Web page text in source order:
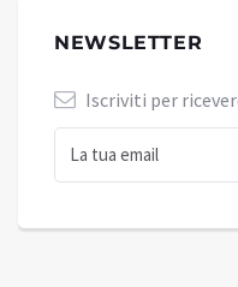
NEWSLETTER
Iscriviti per